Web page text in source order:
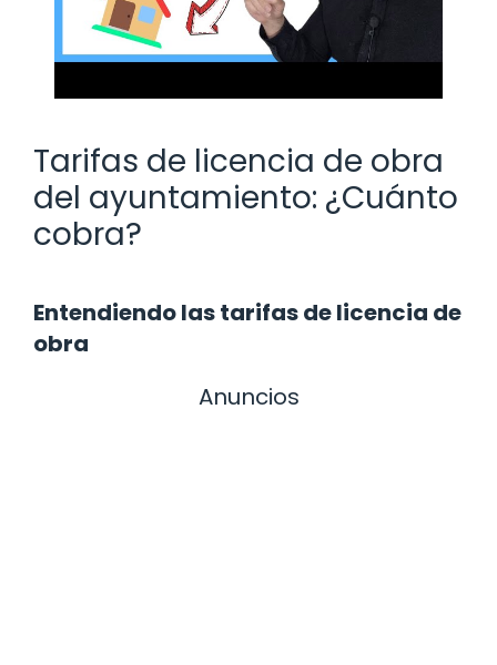
Tarifas de licencia de obra
del ayuntamiento: ¿Cuánto
cobra?
Entendiendo las tarifas de licencia de
obra
Anuncios